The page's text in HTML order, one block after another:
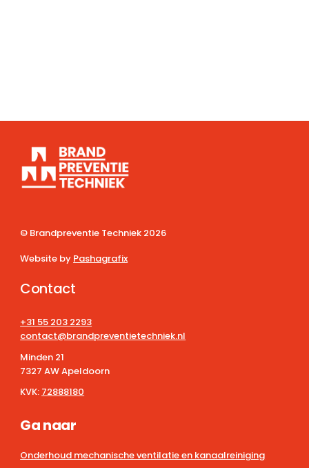
© Brandpreventie Techniek 2026
Website by Pashagrafix
Contact
+31 55 203 2293
contact@brandpreventietechniek.nl
Minden 21
7327 AW Apeldoorn
KVK: 72888180
Ga naar
Onderhoud mechanische ventilatie en kanaalreiniging